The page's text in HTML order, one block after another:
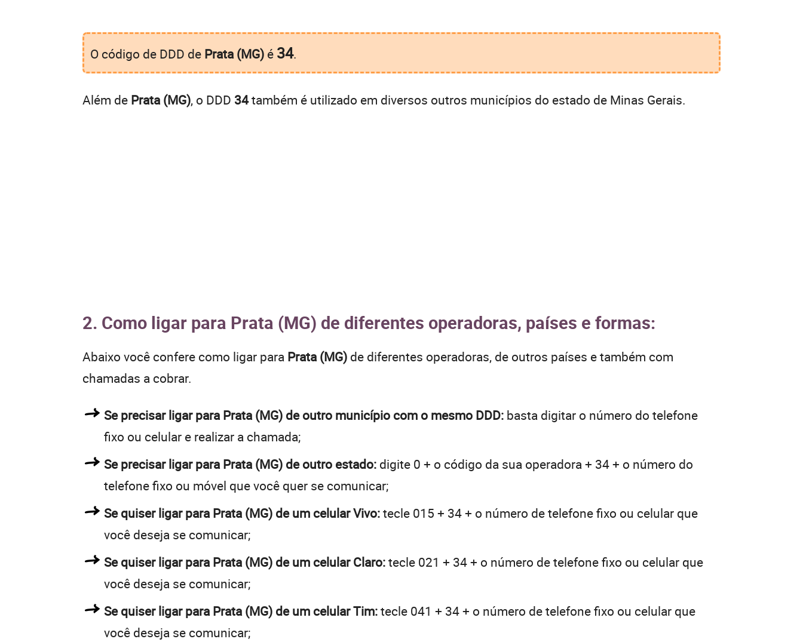
O código de DDD de Prata (MG) é 34.
Além de Prata (MG), o DDD 34também é utilizado em diversos outros municípios do estado de Minas Gerais.
2. Como ligar para Prata (MG) de diferentes operadoras, países e formas:
Abaixo você confere como ligar para Prata (MG) de diferentes operadoras, de outros países e também com
chamadas a cobrar.
Se precisar ligar para Prata (MG) de outro município com o mesmo DDD: basta digitar o número do telefone
fixo ou celular e realizar a chamada;
Se precisar ligar para Prata (MG) de outro estado: digite 0 + o código da sua operadora + 34 + o número do
telefone fixo ou móvel que você quer se comunicar;
Se quiser ligar para Prata (MG) de um celular Vivo:tecle 015 + 34 + o número de telefone fixo ou celular que
você deseja se comunicar;
Se quiser ligar para Prata (MG) de um celular Claro:tecle 021 + 34 + o número de telefone fixo ou celular que
você deseja se comunicar;
Se quiser ligar para Prata (MG) de um celular Tim:tecle 041 + 34 + o número de telefone fixo ou celular que
você deseja se comunicar;